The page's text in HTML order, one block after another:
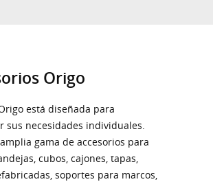
Origo
está diseñada para
sus necesidades individuales.
gama de accesorios para
cubos, cajones, tapas,
soportes para marcos,